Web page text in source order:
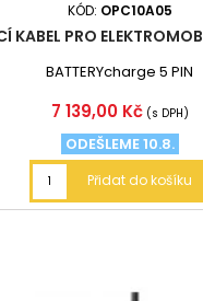
KÓD: OPC10A05
KABEL PRO
BATTERYcharge 5 PIN
Cena
7 139,00 Kč (s DPH)
ODEŠLEME 10.8.
Přidat do košíku